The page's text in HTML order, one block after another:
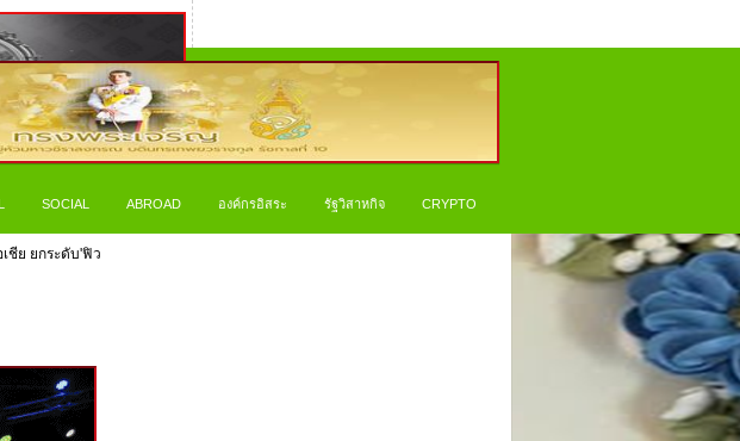
SOCIAL ABROAD องค์กรอิสระ รัฐวิสาหกิจ CRYPTO
ชีย ยกระดับ'ฟิว